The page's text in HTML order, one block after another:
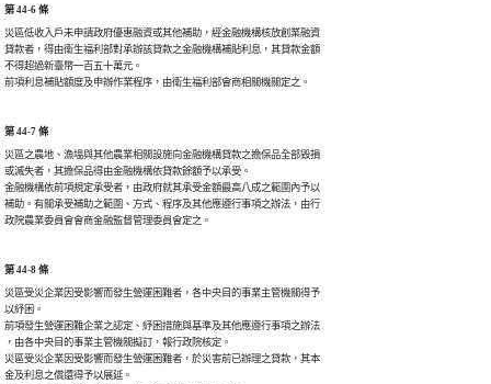
第 44-6 條
災區低收入戶未申請政府優惠融資或其他補助，經金融機構核放創業融資
貸款者，得由衛生福利部對承辦該貸款之金融機構補貼利息，其貸款金額
不得超過新臺幣一百五十萬元。
前項利息補貼額度及申辦作業程序，由衛生福利部會商相關機關定之。
第 44-7 條
災區之農地、漁塭與其他農業相關設施向金融機構貸款之擔保品全部毀損
或滅失者，其擔保品得由金融機構依貸款餘額予以承受。
金融機構依前項規定承受者，由政府就其承受金額最高八成之範圍內予以
補助。有關承受補助之範圍、方式、程序及其他應遵行事項之辦法，由行
政院農業委員會會商金融監督管理委員會定之。
第 44-8 條
災區受災企業因受影響而發生營運困難者，各中央目的事業主管機關得予
以紓困。
前項發生營運困難企業之認定、紓困措施與基準及其他應遵行事項之辦法
，由各中央目的事業主管機關擬訂，報行政院核定。
災區受災企業因受影響而發生營運困難者，於災害前已辦理之貸款，其本
金及利息之償還得予以展延。